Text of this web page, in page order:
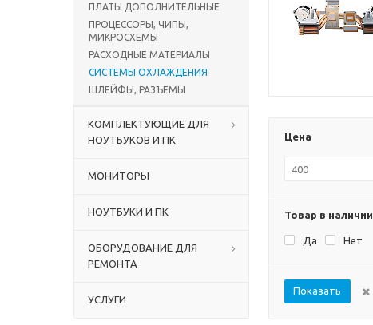
ПЛАТЫ ДОПОЛНИТЕЛЬНЫЕ
ПРОЦЕССОРЫ, ЧИПЫ,
МИКРОСХЕМЫ
РАСХОДНЫЕ МАТЕРИАЛЫ
СИСТЕМЫ ОХЛАЖДЕНИЯ
ШЛЕЙФЫ, РАЗЪЕМЫ
КОМПЛЕКТУЮЩИЕ ДЛЯ
НОУТБУКОВ И ПК
МОНИТОРЫ
НОУТБУКИ И ПК
ОБОРУДОВАНИЕ ДЛЯ
РЕМОНТА
УСЛУГИ
Цена
Товар в наличии
Да Нет
Показать